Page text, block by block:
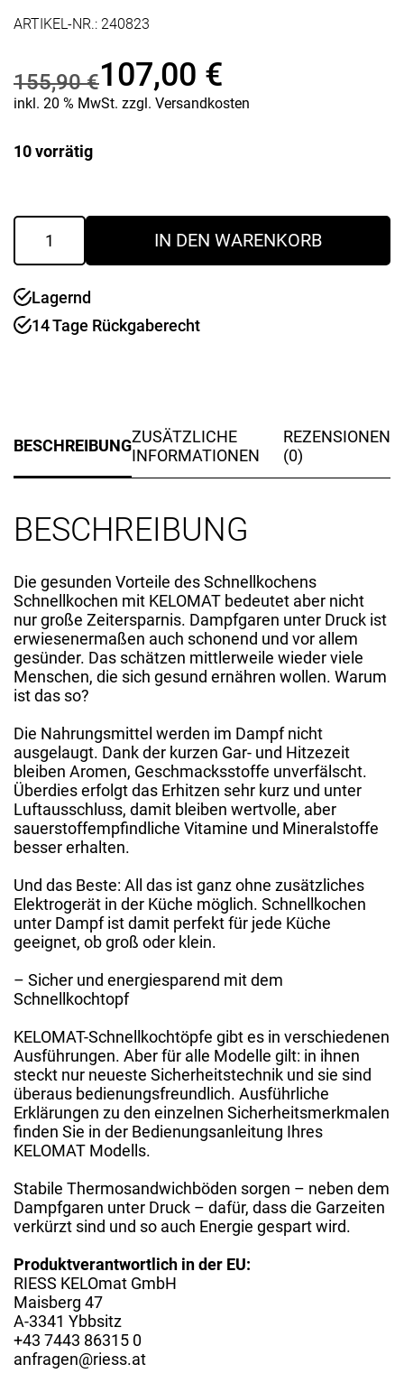
ARTIKEL-NR.: 240823
155,90€
Ursprünglicher
Preis
155,90 €
107,00 €
Aktueller
Preis
107,00 €.
inkl. 20 % MwSt. zzgl. Versandkosten
10 vorrätig
Schnellkochtopfset
ALFA
18
3
lt
Menge
IN DEN WARENKORB
Lagernd
14 Tage Rückgaberecht
BESCHREIBUNGZUSÄTZLICHE
INFORMATIONEN
REZENSIONEN
(0)
BESCHREIBUNG
Die gesunden Vorteile des Schnellkochens
Schnellkochen mit KELOMAT bedeutet aber nicht
nur große Zeitersparnis. Dampfgaren unter Druck ist
erwiesenermaßen auch schonend und vor allem
gesünder. Das schätzen mittlerweile wieder viele
Menschen, die sich gesund ernähren wollen. Warum
ist das so?
Die Nahrungsmittel werden im Dampf nicht
ausgelaugt. Dank der kurzen Gar- und Hitzezeit
bleiben Aromen, Geschmacksstoffe unverfälscht.
Überdies erfolgt das Erhitzen sehr kurz und unter
Luftausschluss, damit bleiben wertvolle, aber
sauerstoffempfindliche Vitamine und Mineralstoffe
besser erhalten.
Und das Beste: All das ist ganz ohne zusätzliches
Elektrogerät in der Küche möglich. Schnellkochen
unter Dampf ist damit perfekt für jede Küche
geeignet, ob groß oder klein.
– Sicher und energiesparend mit dem
Schnellkochtopf
KELOMAT-Schnellkochtöpfe gibt es in verschiedenen
Ausführungen. Aber für alle Modelle gilt: in ihnen
steckt nur neueste Sicherheitstechnik und sie sind
überaus bedienungsfreundlich. Ausführliche
Erklärungen zu den einzelnen Sicherheitsmerkmalen
finden Sie in der Bedienungsanleitung Ihres
KELOMAT Modells.
Stabile Thermosandwichböden sorgen – neben dem
Dampfgaren unter Druck – dafür, dass die Garzeiten
verkürzt sind und so auch Energie gespart wird.
Produktverantwortlich in der EU:
RIESS KELOmat GmbH
Maisberg 47
A-3341 Ybbsitz
+43 7443 86315 0
anfragen@riess.at